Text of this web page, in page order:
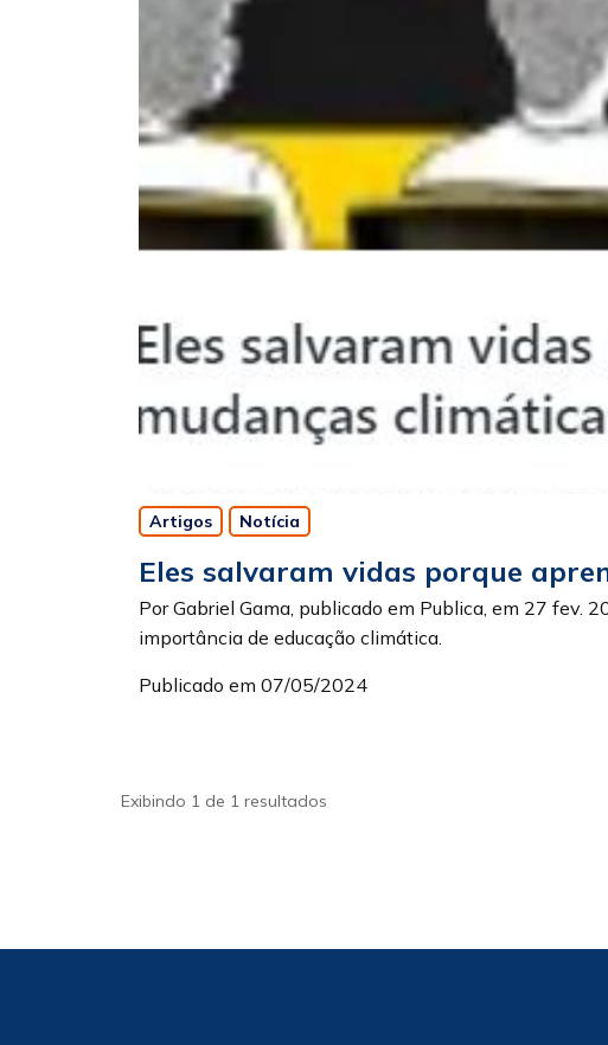
Artigos Notícia
Eles salvaram vidas porque
Por Gabriel Gama, publicado em Publica, em 27 fev.
importância de educação climática.
Publicado em 07/05/2024
Exibindo 1 de 1 resultados